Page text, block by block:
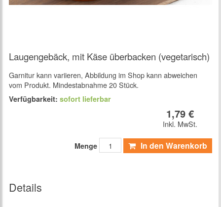
Laugengebäck, mit Käse überbacken (vegetarisch)
Garnitur kann variieren, Abbildung im Shop kann abweichen
vom Produkt. Mindestabnahme 20 Stück.
Verfügbarkeit: sofort lieferbar
1,79 €
Inkl. MwSt.
Menge In den Warenkorb
Details